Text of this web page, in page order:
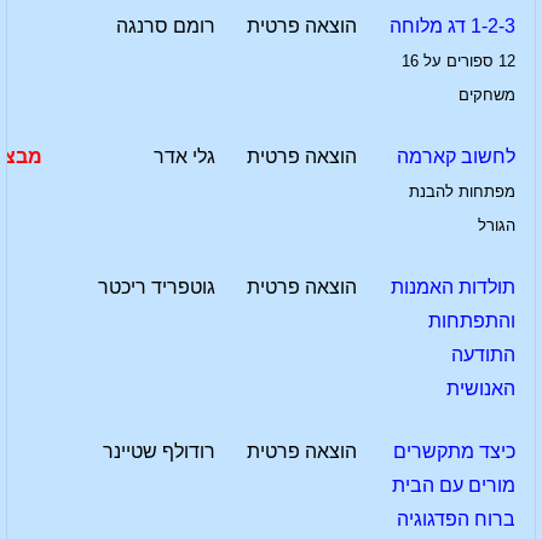
1-2-3 דג מלוחה
12 ספורים על 16
משחקים
הוצאה פרטית רומם סרנגה
לחשוב קארמה
מפתחות להבנת
הגורל
הוצאה פרטית גלי אדר
תולדות האמנות
והתפתחות
התודעה
האנושית
הוצאה פרטית גוטפריד ריכטר
כיצד מתקשרים
מורים עם הבית
ברוח הפדגוגיה
הוצאה פרטית רודולף שטיינר